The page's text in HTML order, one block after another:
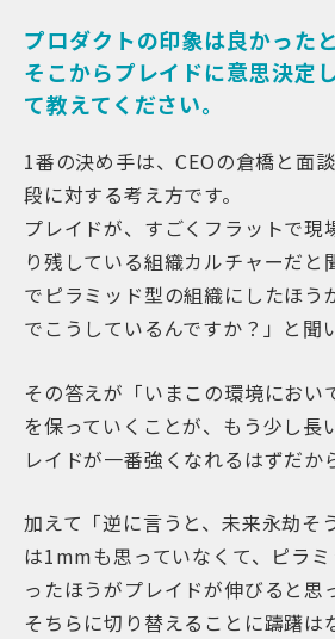
プロダクトの印象は良かった
そこからプレイドに意思決定
て教えてください。
1番の決め手は、CEOの倉橋と面
段に対する考え方です。
プレイドが、すごくフラットで現
り残している組織カルチャーだと
でピラミッド型の組織にしたほう
でこうしているんですか？」と聞
その答えが「いまこの環境におい
を保っていくことが、もう少し長
レイドが一番強くなれるはずだか
加えて「逆に言うと、未来永劫そ
は1mmも思っていなくて、ピラ
ったほうがプレイドが伸びると思
そちらに切り替えることに躊躇は